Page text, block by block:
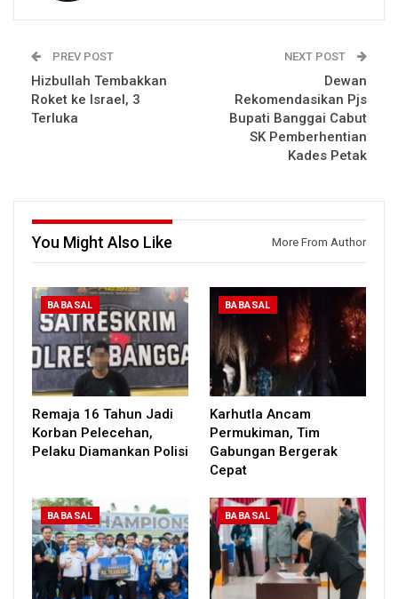
PREV POST
Hizbullah Tembakkan
Roket ke Israel, 3
Terluka
NEXT POST
Dewan
Rekomendasikan Pjs
Bupati Banggai Cabut
SK Pemberhentian
Kades Petak
You Might Also Like More From Author
BABASAL
Remaja 16 Tahun Jadi
Korban Pelecehan,
Pelaku Diamankan Polisi
BABASAL
Karhutla Ancam
Permukiman, Tim
Gabungan Bergerak
Cepat
BABASAL BABASAL